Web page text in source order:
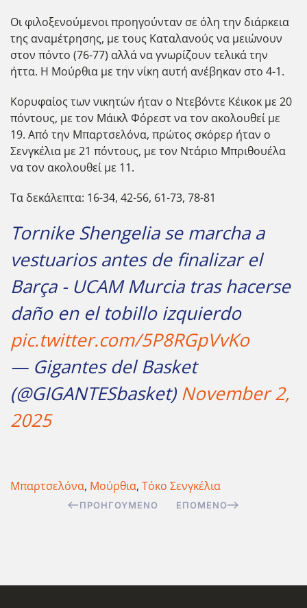
Οι φιλοξενούμενοι προηγούνταν σε όλη την διάρκεια
της αναμέτρησης, με τους Καταλανούς να μειώνουν
στον πόντο (76-77) αλλά να γνωρίζουν τελικά την
ήττα. Η Μούρθια με την νίκη αυτή ανέβηκαν στο 4-1.
Κορυφαίος των νικητών ήταν ο Ντεβόντε Κέικοκ με 20
πόντους, με τον Μάικλ Φόρεστ να τον ακολουθεί με
19. Από την Μπαρτσελόνα, πρώτος σκόρερ ήταν ο
Σενγκέλια με 21 πόντους, με τον Ντάριο Μπριθουέλα
να τον ακολουθεί με 11.
Τα δεκάλεπτα: 16-34, 42-56, 61-73, 78-81
Tornike Shengelia se marcha a
vestuarios antes de finalizar el
Barça - UCAM Murcia tras hacerse
daño en el tobillo izquierdo
pic.twitter.com/5P8RGpVvKo
— Gigantes del Basket
(@GIGANTESbasket) November 2,
2025
Μπαρτσελόνα, Μούρθια, Τόκο Σενγκέλια
ΠΡΟΗΓΟΎΜΕΝΟ ΕΠΌΜΕΝΟ